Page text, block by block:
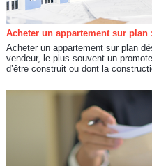
Acheter un appartement sur
Acheter un appartement sur plan
vendeur, le plus souvent un
d’être construit ou dont la